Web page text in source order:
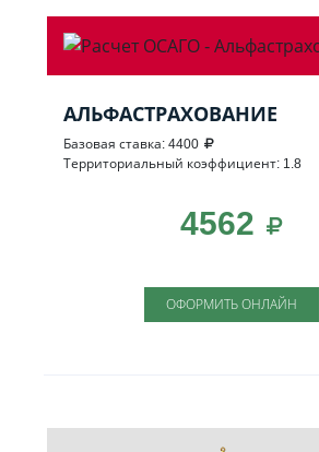
АЛЬФАСТРАХОВАНИЕ
Базовая ставка: 4400
Территориальный коэффициент: 1.8
4562
ОФОРМИТЬ ОНЛАЙН